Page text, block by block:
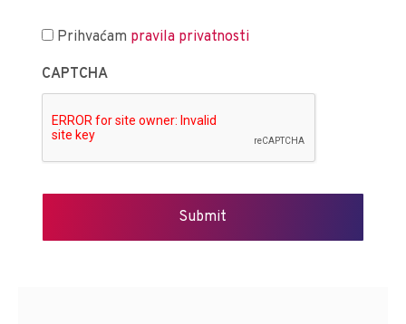
Prihvaćam pravila privatnosti
CAPTCHA